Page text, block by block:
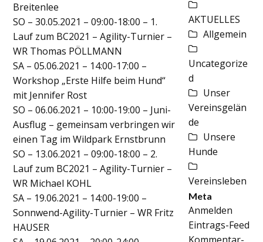
Breitenlee
SO – 30.05.2021 – 09:00-18:00 – 1.
Lauf zum BC2021 – Agility-Turnier –
WR Thomas PÖLLMANN
SA – 05.06.2021 – 14:00-17:00 –
Workshop „Erste Hilfe beim Hund“
mit Jennifer Rost
SO – 06.06.2021 – 10:00-19:00 – Juni-
Ausflug – gemeinsam verbringen wir
einen Tag im Wildpark Ernstbrunn
SO – 13.06.2021 – 09:00-18:00 – 2.
Lauf zum BC2021 – Agility-Turnier –
WR Michael KOHL
SA – 19.06.2021 – 14:00-19:00 –
Sonnwend-Agility-Turnier – WR Fritz
HAUSER
AKTUELLES
Allgemein
Uncategorize
d
Unser
Vereinsgelän
de
Unsere
Hunde
Vereinsleben
Meta
Anmelden
Eintrags-Feed
Kommentar-